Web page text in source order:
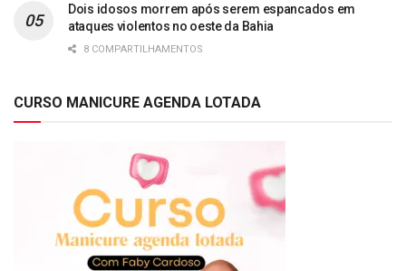
Dois idosos morrem após serem espancados em
ataques violentos no oeste da Bahia
8 COMPARTILHAMENTOS
CURSO MANICURE AGENDA LOTADA